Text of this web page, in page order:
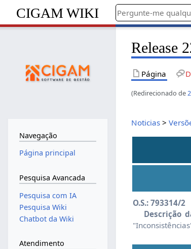
CIGAM WIKI
Release
Página
(Redirecionado de
Noticias >
O.S.: 793314/2
Descrição
Navegação
Página principal
Pesquisa Avancada
Pesquisa com IA
Pesquisa Wiki
Chatbot da Wiki
Atendimento